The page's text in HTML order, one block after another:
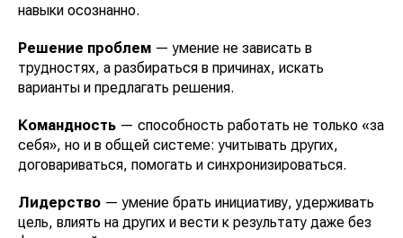
навыки осознанно.
Решение проблем — умение не зависать в
трудностях, а разбираться в причинах, искать
варианты и предлагать решения.
Командность — способность работать не только «за
себя», но и в общей системе: учитывать других,
договариваться, помогать и синхронизироваться.
Лидерство — умение брать инициативу, удерживать
цель, влиять на других и вести к результату даже без